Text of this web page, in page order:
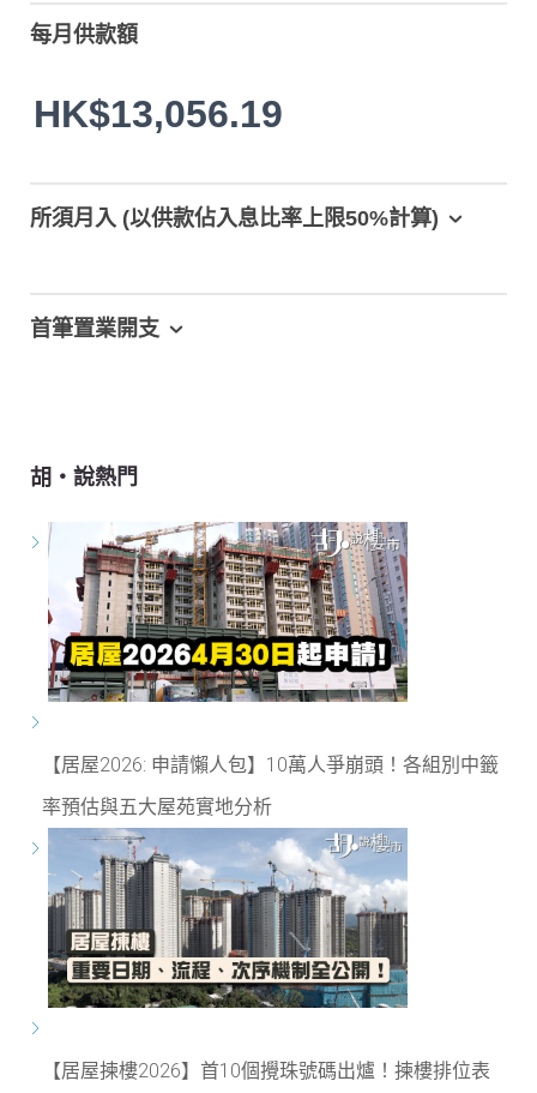
每月供款額
HK$13,056.19
所須月入 (以供款佔入息比率上限50%計算)
首筆置業開支
胡‧說熱門
【居屋2026: 申請懶人包】10萬人爭崩頭！各組別中籤
率預估與五大屋苑實地分析
【居屋揀樓2026】首10個攪珠號碼出爐！揀樓排位表